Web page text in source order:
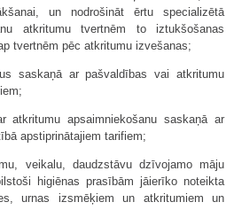
un nodrošināt ērtu specializētā
atkritumu tvertnēm to iztukšošanas
tvertnēm pēc atkritumu izvešanas;
saskaņā ar pašvaldības vai atkritumu
atkritumu apsaimniekošanu saskaņā ar
apstiprinātajiem tarifiem;
veikalu, daudzstāvu dzīvojamo māju
higiēnas prasībām jāierīko noteikta
urnas izsmēķiem un atkritumiem un